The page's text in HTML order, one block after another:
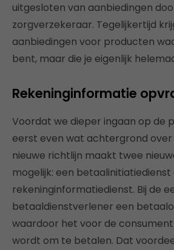
uitgesloten van aanbiedingen
zorgverzekeraar. Tegelijkertijd
aanbiedingen voor producten
bent, maar die je eigenlijk
Rekeninginformatie
Voordat we dieper ingaan op de
eerst even wat achtergrond over
nieuwe richtlijn maakt twee
mogelijk: een betaalinitiatiedienst
rekeninginformatiedienst. Bij de
betaaldienstverlener een
waardoor het voor de
wordt om te betalen. Dat